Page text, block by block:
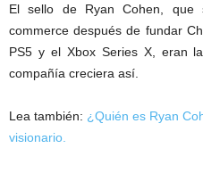
El sello de Ryan Cohen,
commerce después de fundar
PS5 y el Xbox Series X, eran
compañía creciera así.
Lea también: ¿Quién es Ryan
visionario.